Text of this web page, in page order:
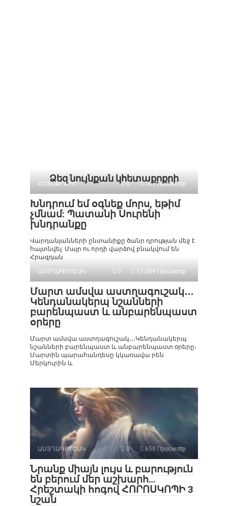
Ձեզ նույնքան կհետաքրքրի
ՀԵՏԱՔՐՔԻՐ 0 109 Просмотр
Խնդրում եմ օգնեք մորս, եթիմ
չմնամ: Պատանի Սուրենի
խնդրանքը
Վարդանյանների ընտանիքը ծանր դրության մեջ է
հայտնվել: Մայր ու որդի վարձով բնակվում են
Հրազդան
ԱՍՏՂԱԳՈՒՇԱԿ
0 13 009 Просмотр
Մարտ ամսվա աստղագուշակ․․․
Կենդանակերպ նշանների
բարենպաստ և անբարենպաստ
օրերը
Մարտ ամսվա աստղագուշակ․․․Կենդանակերպ
նշանների բարենպաստ և անբարենպաստ օրերը։
Մարտին պարահանդեսը կկառավա րեն
Մերկուրին և
ԱՍՏՂԱԳՈՒՇԱԿ 0 650 Просмотр
Նրանք միայն լույս և բարություն
են բերում մեր աշխարհ…
Հրեշտակի հոգով ՀՈՐՈՍԿՈՊԻ 3
նշան